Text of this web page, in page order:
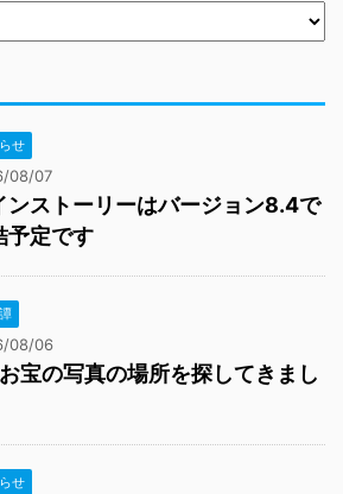
せ
08/07
ンストーリーはバージョン8.4で
予定です
08/06
宝の写真の場所を探してきまし
せ